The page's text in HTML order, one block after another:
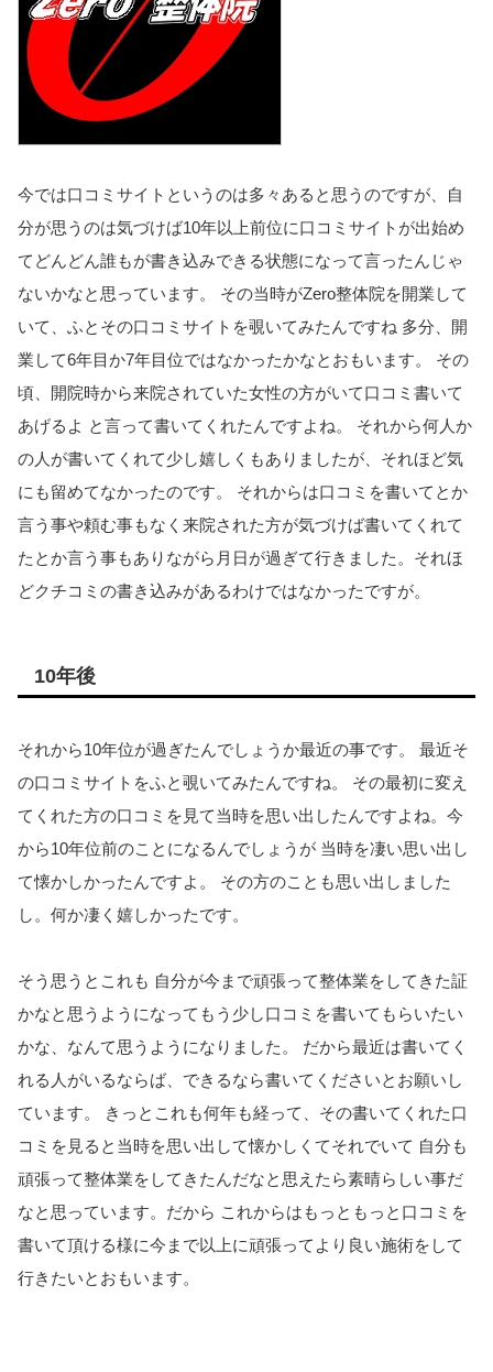
今では口コミサイトというのは多々あると思うのですが、
自
分が思うのは気づけば10年以上前位に口コミサイトが出始め
て どんどん誰もが書き込みできる状態になって言ったんじゃ
ないかなと思っています。 その当時がZero整体院を開業して
いて、ふとその口コミサイトを覗いてみたんですね 多分、開
業して6年目か7年目位ではなかったかなとおもいます。 その
頃、 開院時から来院されていた女性の方がいて口コミ書いて
あげるよ と言って書いてくれたんですよね。 それから何人か
の人が書いてくれて少し嬉しくもありましたが、それほど気
にも留めてなかったのです。 それからは口コミを書いてとか
言う事や頼む事もなく来院された方が気づけば書いてくれて
たとか言う事もありながら月日が過ぎて行き ました。それほ
どクチコミの書き込みがあるわけではなかったですが。
10年後
それから10年位が過ぎたんでしょうか最近の事です。 最近そ
の口コミサイトをふと覗いてみたんですね。 その最初に変え
てくれた方の口コミを見て当時を思い出したんですよね。今
から10年位前のことになるんでしょうが 当時を凄い思い出し
て懐かしかったんですよ。 その方のことも思い出しました
し。何か凄く嬉しかったです。
そう思うとこれも 自分が今まで頑張って整体業をしてきた証
かなと思うようになって もう少し口コミを書いてもらいたい
かな、なんて思うようになりま した。 だから最近は書いてく
れる人がいるならば、できるなら書いてくださいとお願いし
ています。 きっとこれも何年も経って、 その書いてくれた口
コミを見ると当時を思い出して懐かしくてそれでいて 自分も
頑張って整体業をしてきたんだなと思えたら素晴らしい事だ
なと思っています。だから これからはもっともっと口コミを
書いて頂ける様に今まで以上に頑張ってより良い施術をして
行きたいとおもいます。